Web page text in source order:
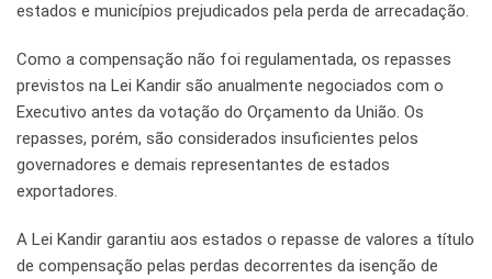
estados e municípios prejudicados pela perda de arrecadação.
Como a compensação não foi regulamentada, os repasses
previstos na Lei Kandir são anualmente negociados com o
Executivo antes da votação do Orçamento da União. Os
repasses, porém, são considerados insuficientes pelos
governadores e demais representantes de estados
exportadores.
A Lei Kandir garantiu aos estados o repasse de valores a título
de compensação pelas perdas decorrentes da isenção de